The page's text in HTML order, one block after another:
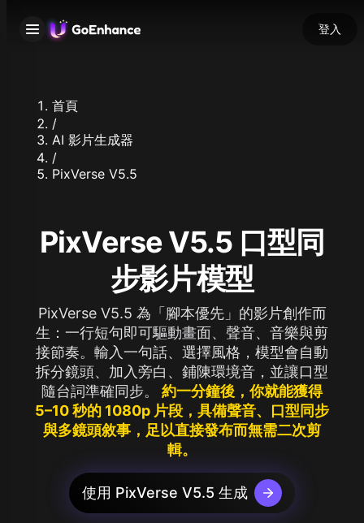
登入
首頁
/
AI 影片生成器
/
PixVerse V5.5
PixVerse V5.5 口型同
步影片模型
PixVerse V5.5 為「腳本優先」的影片創作而
生：一行短句即可驅動畫面、聲音、音樂與剪
接節奏。輸入一句話、選擇風格，模型會自動
拆分鏡頭、加入旁白、鋪陳環境音，並讓口型
隨台詞準確同步。
約一分鐘後，你就能獲得
5–10 秒的 1080p 片段，具備聲音、口型同步
與多鏡頭敘事，足以直接發布而無需二次剪
輯。
使用 PixVerse V5.5 生成